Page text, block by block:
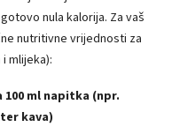
nula kalorija. Za vaš
nutritivne vrijednosti za
mlijeka):
ml napitka (npr.
kava)